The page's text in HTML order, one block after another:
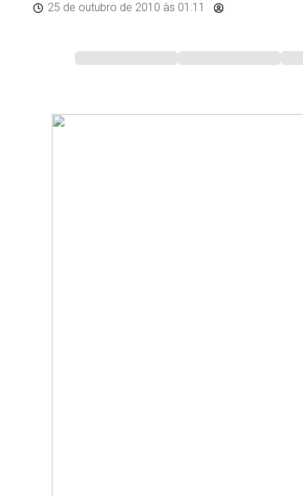
25 de outubro de 2010 às 01:11